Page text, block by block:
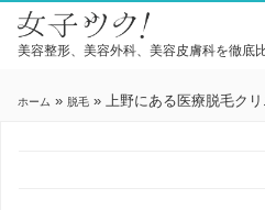
美容整形、美容外科、美容皮膚科を徹底
ホーム » 脱毛 » 上野にある医療脱毛ク